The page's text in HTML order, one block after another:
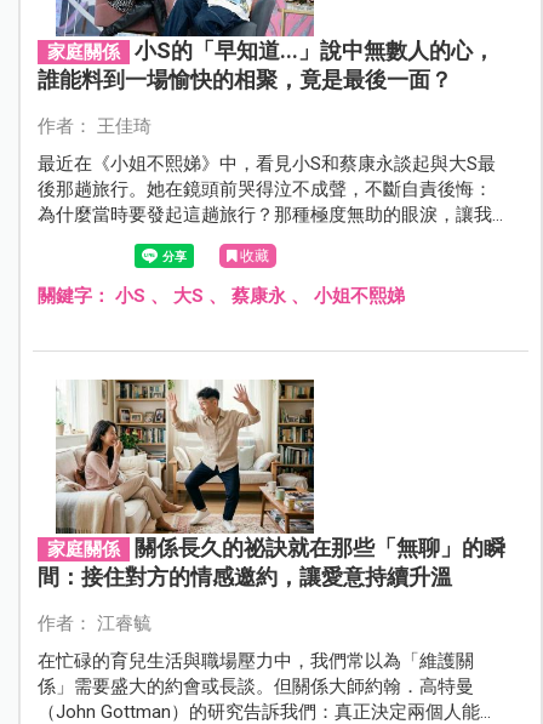
家庭關係
小S的「早知道...」說中無數人的心，
誰能料到一場愉快的相聚，竟是最後一面？
作者： 王佳琦
最近在《小姐不熙娣》中，看見小S和蔡康永談起與大S最
後那趟旅行。她在鏡頭前哭得泣不成聲，不斷自責後悔：
為什麼當時要發起這趟旅行？那種極度無助的眼淚，讓我
想起生命中那些「早知道就……」的瞬間。其實我們都忘
了，當時那個手忙腳亂、竭盡全力的自己，已經做了在那
種處境下「最好」的決定。
收藏
關鍵字： 小S 、 大S 、 蔡康永、 小姐不熙娣
家庭關係
關係長久的祕訣就在那些「無聊」的瞬
間：接住對方的情感邀約，讓愛意持續升溫
作者： 江睿毓
在忙碌的育兒生活與職場壓力中，我們常以為「維護關
係」需要盛大的約會或長談。但關係大師約翰．高特曼
（John Gottman）的研究告訴我們：真正決定兩個人能不